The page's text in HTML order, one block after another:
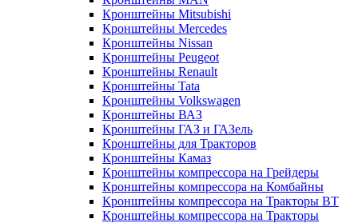
Кронштейны Mitsubishi
Кронштейны Mеrcedes
Кронштейны Nissan
Кронштейны Peugeot
Кронштейны Renault
Кронштейны Tata
Кронштейны Volkswagen
Кронштейны ВАЗ
Кронштейны ГАЗ и ГАЗель
Кронштейны для Тракторов
Кронштейны Камаз
Кронштейны компрессора на Грейдеры
Кронштейны компрессора на Комбайны
Кронштейны компрессора на Тракторы ВТ
Кронштейны компрессора на Тракторы